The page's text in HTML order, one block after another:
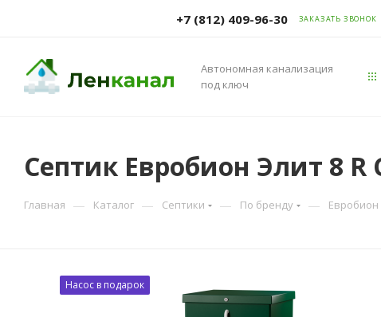
+7 (812) 409-96-30 ЗАКАЗАТЬ ЗВОНОК
Автономная канализация
под ключ
Септик Евробион Элит 8 R
Главная — Каталог — Септики — По бренду — Евробион
Насос в подарок